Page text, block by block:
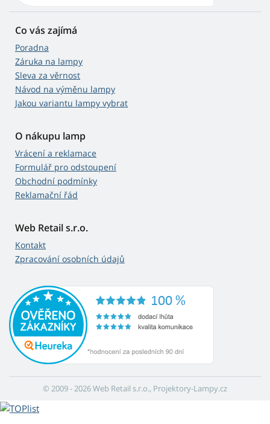
Co vás zajímá
Poradna
Záruka na lampy
Sleva za věrnost
Návod na výměnu lampy
Jakou variantu lampy vybrat
O nákupu lamp
Vrácení a reklamace
Formulář pro odstoupení
Obchodní podmínky
Reklamační řád
Web Retail s.r.o.
Kontakt
Zpracování osobních údajů
© 2009 - 2026 Web Retail s.r.o., Projektory-Lampy.cz